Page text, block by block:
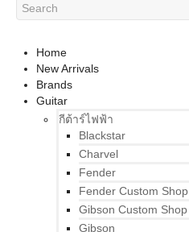
Home
New Arrivals
Brands
Guitar
กีต้าร์ไฟฟ้า
Blackstar
Charvel
Fender
Fender Custom Shop
Gibson Custom Shop
Gibson